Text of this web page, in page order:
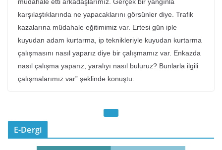
müdahale etti arkadaşlarımız. Gerçek bir yangınla
karşılaştıklarında ne yapacaklarını görsünler diye. Trafik
kazalarına müdahale eğitimimiz var. Ertesi gün iple
kuyudan adam kurtarma, ip teknikleriyle kuyudan kurtarma
çalışmasını nasıl yaparız diye bir çalışmamız var. Enkazda
nasıl çalışma yaparız, yaralıyı nasıl buluruz? Bunlarla ilgili
çalışmalarımız var” şeklinde konuştu.
E-Dergi